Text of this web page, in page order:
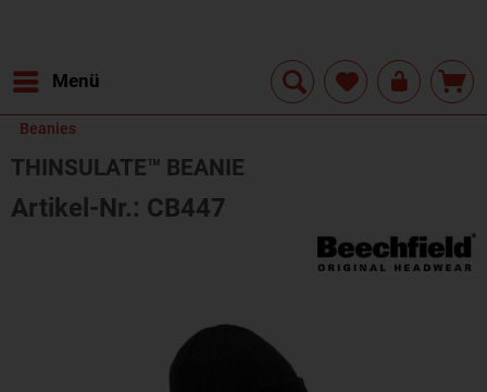
Menü
Beanies
THINSULATE™ BEANIE
Artikel-Nr.: CB447